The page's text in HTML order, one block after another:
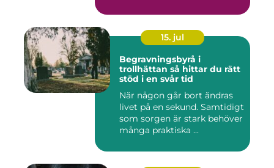
15. jul
Begravningsbyrå i
trollhättan så hittar du rätt
stöd i en svår tid
När någon går bort ändras
livet på en sekund. Samtidigt
som sorgen är stark behöver
många praktiska ...